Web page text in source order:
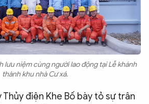
lưu niệm cùng người lao động tại Lễ khánh
thành khu nhà Cư xá.
điện Khe Bố bày tỏ sự trân